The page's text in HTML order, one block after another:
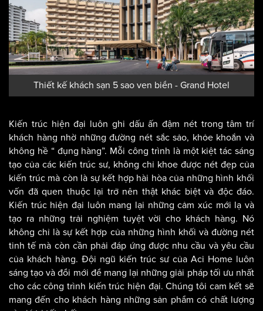
Thiết kế khách sạn 5 sao ven biển - Grand Hotel
Kiến trúc hiện đại luôn ghi dấu ấn đậm nét trong tâm trí
khách hàng nhờ những đường nét sắc sảo, khỏe khoắn và
không hề “ đụng hàng”. Mỗi công trình là một kiệt tác sáng
tạo của các kiến trúc sư, không chỉ khoe được nét đẹp của
kiến trúc mà còn là sự kết hợp hài hòa của những hình khối
vốn đã quen thuộc lại trở nên thật khác biệt và độc đáo.
Kiến trúc hiện đại luôn mang lại những cảm xúc mới lạ và
tạo ra những trải nghiệm tuyệt vời cho khách hàng. Nó
không chỉ là sự kết hợp của những hình khối và đường nét